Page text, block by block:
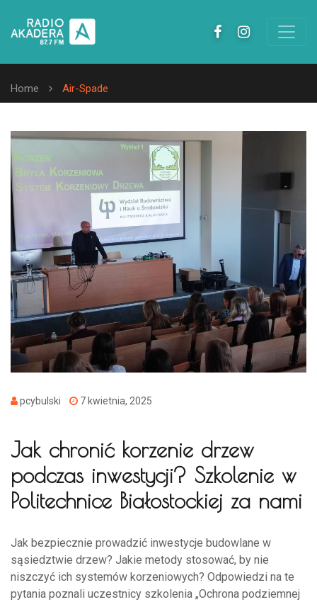
Home Air-Spade
pcybulski 7 kwietnia, 2025
Jak chronić korzenie drzew
podczas inwestycji? Szkolenie w
Politechnice Białostockiej za nami
Jak bezpiecznie prowadzić inwestycje budowlane w
sąsiedztwie drzew? Jakie metody stosować, by nie
niszczyć ich systemów korzeniowych? Odpowiedzi na te
pytania poznali uczestnicy szkolenia „Ochrona podziemnej